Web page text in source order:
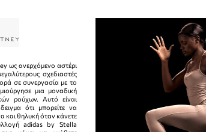
ως ανερχόμενο αστέρι
σχεδιαστές
σε συνεργασία με το
μια μοναδική
ρούχων. Αυτό είναι
ότι μπορείτε να
και θηλυκή όταν κάνετε
adidas by Stella
κάνει να νιώθετε